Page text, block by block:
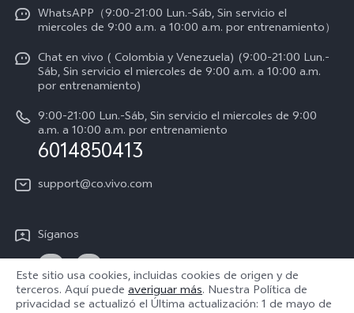
Servicio de logística
Progreso de la reparación
Avisos legales
Sostenibilidad
Centro de privacidad de vivo
Accesibilidad
WhatsAPP（9:00-21:00 Lun.-Sáb, Sin servicio el
miercoles de 9:00 a.m. a 10:00 a.m. por entrenamiento）
Chat en vivo ( Colombia y Venezuela) (9:00-21:00 Lun.-
Sáb, Sin servicio el miercoles de 9:00 a.m. a 10:00 a.m.
por entrenamiento)
9:00-21:00 Lun.-Sáb, Sin servicio el miercoles de 9:00
a.m. a 10:00 a.m. por entrenamiento
6014850413
support@co.vivo.com
Síganos
Este sitio usa cookies, incluidas cookies de origen y de
terceros. Aquí puede averiguar más. Nuestra Política de
privacidad se actualizó el Última actualización: 1 de mayo de